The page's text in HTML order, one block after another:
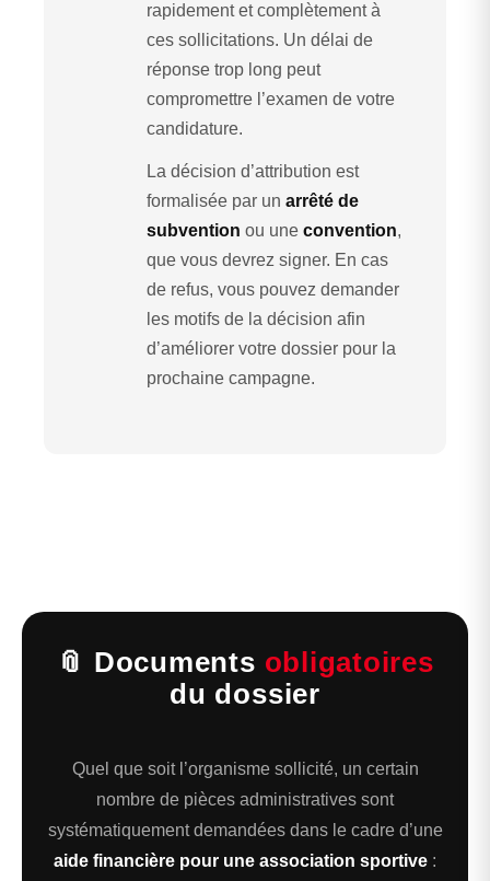
rapidement et complètement à
ces sollicitations. Un délai de
réponse trop long peut
compromettre l’examen de votre
candidature.
La décision d’attribution est
formalisée par un arrêté de
subvention ou une convention,
que vous devrez signer. En cas
de refus, vous pouvez demander
les motifs de la décision afin
d’améliorer votre dossier pour la
prochaine campagne.
📎 Documents obligatoires
du dossier
Quel que soit l’organisme sollicité, un certain
nombre de pièces administratives sont
systématiquement demandées dans le cadre d’une
aide financière pour une association sportive :